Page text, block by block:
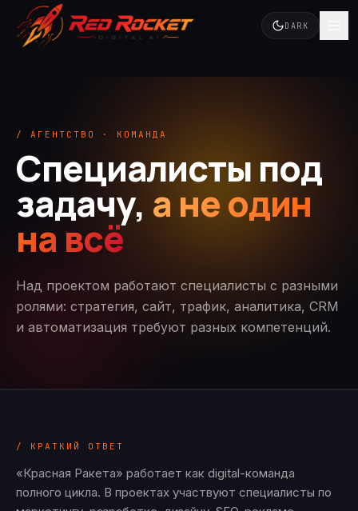
DARK
/ АГЕНТСТВО · КОМАНДА
Специалисты под
задачу, а не один
на всё
Над проектом работают специалисты с разными
ролями: стратегия, сайт, трафик, аналитика, CRM
и автоматизация требуют разных компетенций.
/ КРАТКИЙ ОТВЕТ
«Красная Ракета» работает как digital-команда
полного цикла. В проектах участвуют специалисты по